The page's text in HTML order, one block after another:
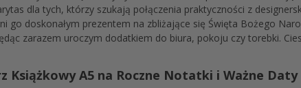
dla tych, którzy szukają połączenia praktyczności z
go doskonałym prezentem na zbliżające się Święta Bożego
zarazem uroczym dodatkiem do biura, pokoju czy torebki.
Książkowy A5 na Roczne Notatki i Ważne Daty